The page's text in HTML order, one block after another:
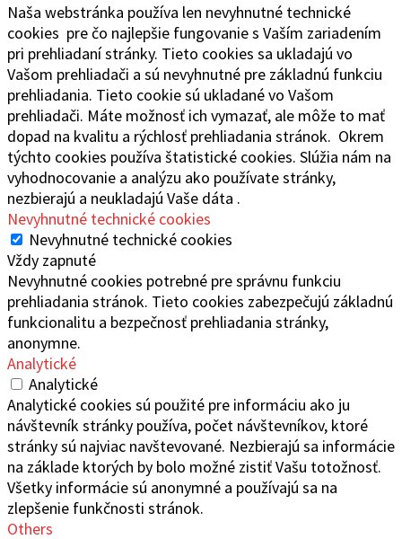
Naša webstránka používa len nevyhnutné technické
cookies pre čo najlepšie fungovanie s Vaším zariadením
pri prehliadaní stránky. Tieto cookies sa ukladajú vo
Vašom prehliadači a sú nevyhnutné pre základnú funkciu
prehliadania. Tieto cookie sú ukladané vo Vašom
prehliadači. Máte možnosť ich vymazať, ale môže to mať
dopad na kvalitu a rýchlosť prehliadania stránok. Okrem
týchto cookies používa štatistické cookies. Slúžia nám na
vyhodnocovanie a analýzu ako používate stránky,
nezbierajú a neukladajú Vaše dáta .
Nevyhnutné technické cookies
Nevyhnutné technické cookies
Vždy zapnuté
Nevyhnutné cookies potrebné pre správnu funkciu
prehliadania stránok. Tieto cookies zabezpečujú základnú
funkcionalitu a bezpečnosť prehliadania stránky,
anonymne.
Analytické
Analytické
Analytické cookies sú použité pre informáciu ako ju
návštevník stránky používa, počet návštevníkov, ktoré
stránky sú najviac navštevované. Nezbierajú sa informácie
na základe ktorých by bolo možné zistiť Vašu totožnosť.
Všetky informácie sú anonymné a používajú sa na
zlepšenie funkčnosti stránok.
Others